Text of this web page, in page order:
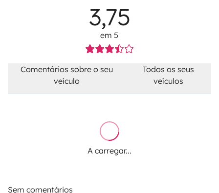
3,75
em 5
Comentários sobre o seu
veículo
Todos os seus
veículos
A carregar...
Sem comentários